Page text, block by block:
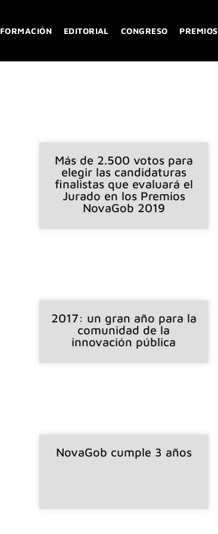
FORMACIÓN EDITORIAL CONGRESO PREMIOS
Más de 2.500 votos para
elegir las candidaturas
finalistas que evaluará el
Jurado en los Premios
NovaGob 2019
2017: un gran año para la
comunidad de la
innovación pública
NovaGob cumple 3 años